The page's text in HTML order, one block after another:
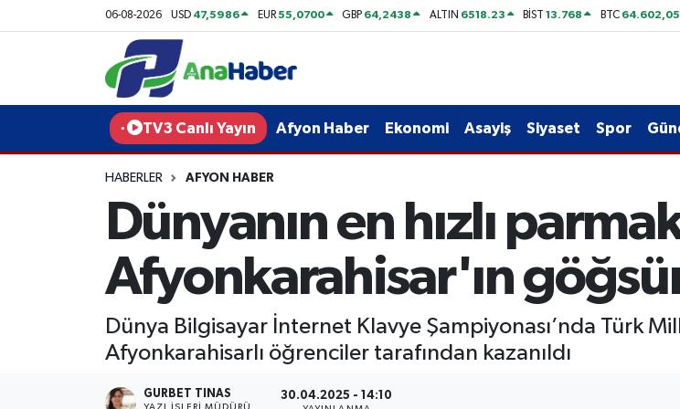
06-08-2026 USD 47,5986 EUR55,0700 GBP 64,2438 ALTIN 6518.23 BİST13.768 BTC 64.602,05
TV3 Canlı Yayın Afyon Haber Ekonomi Asayiş Siyaset Spor
HABERLER AFYON HABER
Dünyanın en hızlı
Afyonkarahisar'ın
Dünya Bilgisayar İnternet Klavye Şampiyonası’nda Türk Milli
Afyonkarahisarlı öğrenciler tarafından kazanıldı
GURBET TINAS
YAZI İŞLERI MÜDÜRÜ
30.04.2025 - 14:10
Yurt Haber
Afyon Haber
Teknoloji
Afyonkarahisar Nöbetçi Eczaneler
Afyonkarahisar Hava Durumu
Afyonkarahisar Trafik Yoğunluk Haritası
Süper Lig Puan Durumu ve Fikstür
Tüm Manşetler
Son Dakika Haberleri
Haber Arşivi